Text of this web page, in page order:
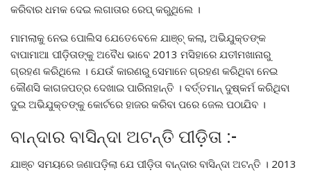
କରିବାର ଧମକ ଦେଇ ଲଗାତାର ରେପ୍ କରୁଥିଲେ ।
ମାମଲାକୁ ନେଇ ପୋଲିସ ଯେତେବେଳେ ଯାଞ୍ଚ୍ କଲା, ଅଭିଯୁକ୍ତଙ୍କ
ବାପାମାଆ ପୀଡ଼ିତାଙ୍କୁ ଅବୈଧ ଭାବେ 2013 ମସିହାରେ ଯତୀମଖାନାରୁ
ଗ୍ରହଣ କରିଥିଲେ । ଯେଉଁ କାରଣରୁ ସେମାନେ ଗ୍ରହଣ କରିଥିବା ନେଇ
କୌଣସି କାଗଜପତ୍ର ଦେଖାଇ ପାରିନାହାନ୍ତି । ବର୍ତ୍ତମାନ୍ ଦୁଷ୍କର୍ମ କରିଥିବା
ଦୁଇ ଅଭିଯୁକ୍ତଙ୍କୁ କୋର୍ଟରେ ହାଜର କରିବା ପରେ ଜେଲ ପଠାଯିବ ।
ବାନ୍ଦାର ବାସିନ୍ଦା ଅଟନ୍ତି ପୀଡ଼ିତା :-
ଯାଞ୍ଚ ସମୟରେ ଜଣାପଡ଼ିଲା ଯେ ପୀଡ଼ିତା ବାନ୍ଦାର ବାସିନ୍ଦା ଅଟନ୍ତି । 2013